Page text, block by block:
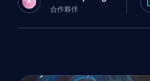
合作夥伴